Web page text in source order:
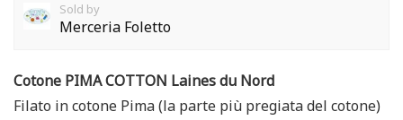
Sold by
Merceria Foletto
Cotone PIMA COTTON Laines du Nord
Filato in cotone Pima (la parte più pregiata del cotone)